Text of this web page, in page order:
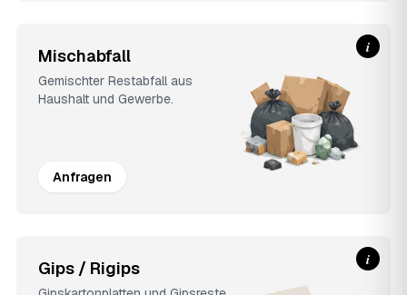
Mischabfall
Gemischter Restabfall aus
Haushalt und Gewerbe.
Anfragen
i
Gips / Rigips i